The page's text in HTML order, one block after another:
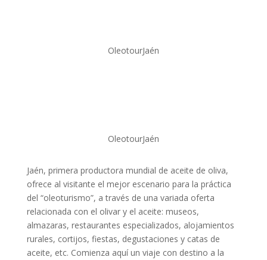
OleotourJaén
OleotourJaén
Jaén, primera productora mundial de aceite de oliva,
ofrece al visitante el mejor escenario para la práctica
del “oleoturismo”, a través de una variada oferta
relacionada con el olivar y el aceite: museos,
almazaras, restaurantes especializados, alojamientos
rurales, cortijos, fiestas, degustaciones y catas de
aceite, etc. Comienza aquí un viaje con destino a la